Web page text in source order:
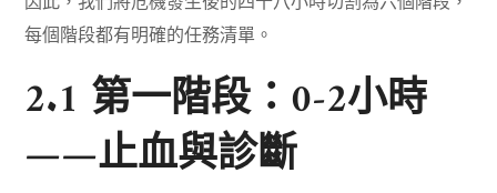
每個階段都有明確的任務清單。
2.1 第一階段：0-2小時
——止血與診斷